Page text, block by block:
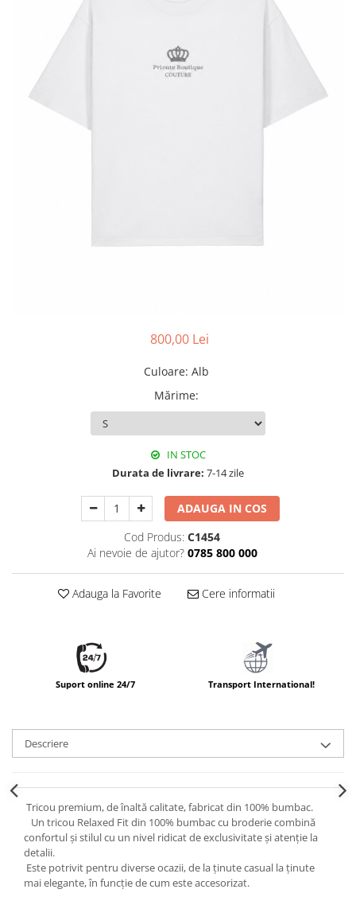
800,00 Lei
Culoare: Alb
Mărime:
IN STOC
Durata de livrare: 7-14 zile
ADAUGA IN COS
Cod Produs: C1454
Ai nevoie de ajutor? 0785 800 000
Adauga la Favorite Cere informatii
Suport online 24/7 Transport International!
Descriere
Tricou premium, de înaltă calitate, fabricat din 100% bumbac.
Un tricou Relaxed Fit din 100% bumbac cu broderie combină
confortul și stilul cu un nivel ridicat de exclusivitate și atenție la
detalii.
Este potrivit pentru diverse ocazii, de la ținute casual la ținute
mai elegante, în funcție de cum este accesorizat.